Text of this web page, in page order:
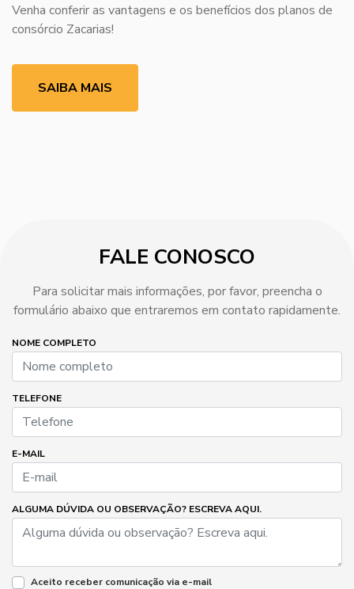
Venha conferir as vantagens e os benefícios dos planos de
consórcio Zacarias!
SAIBA MAIS
FALE CONOSCO
Para solicitar mais informações, por favor, preencha o
formulário abaixo que entraremos em contato rapidamente.
NOME COMPLETO
TELEFONE
E-MAIL
ALGUMA DÚVIDA OU OBSERVAÇÃO? ESCREVA AQUI.
Aceito receber comunicação via e-mail